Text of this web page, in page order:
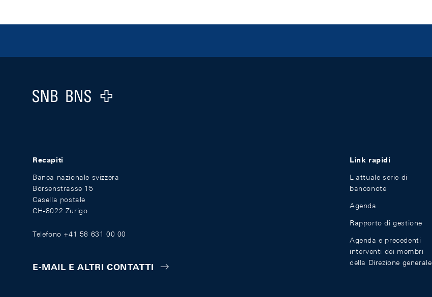
Logo
Recapiti
Banca nazionale svizzera
Börsenstrasse 15
Casella postale
CH-8022 Zurigo
Telefono +41 58 631 00 00
E-MAIL E ALTRI CONTATTI
Link rapidi
L'attuale serie di
banconote
Agenda
Rapporto di gestione
Agenda e precedenti
interventi dei membri
della Direzione generale